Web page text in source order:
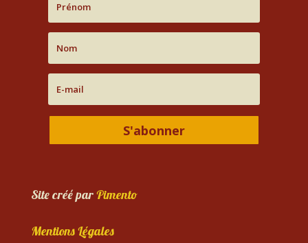
S'abonner
Site créé parPimento
Mentions Légales